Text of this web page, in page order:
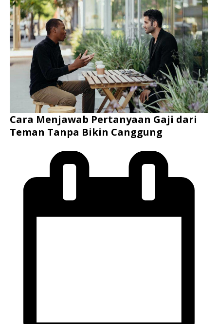
Cara Menjawab Pertanyaan Gaji dari
Teman Tanpa Bikin Canggung